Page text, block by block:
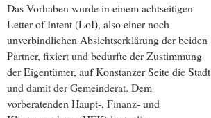
Das Vorhaben wurde in einem achtseitigen
Letter of Intent (LoI), also einer noch
unverbindlichen Absichtserklärung der beiden
Partner, fixiert und bedurfte der Zustimmung
der Eigentümer, auf Konstanzer Seite die Stadt
und damit der Gemeinderat. Dem
vorberatenden Haupt-, Finanz- und